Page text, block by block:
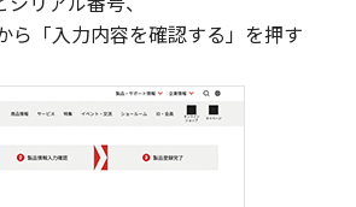
ら「入力内容を確認する」を押す